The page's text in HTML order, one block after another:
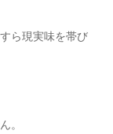
ら現実味を帯び
。